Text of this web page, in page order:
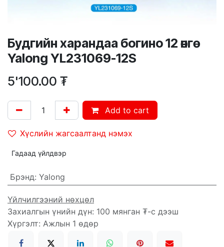
Будгийн харандаа богино 12 өнгө
Yalong YL231069-12S
5'100.00 ₮
Add to cart
Хүслийн жагсаалтанд нэмэх
Гадаад үйлдвэр
Брэнд: Yalong
Үйлчилгээний нөхцөл
Захиалгын үнийн дүн: 100 мянган ₮-с дээш
Хүргэлт: Ажлын 1 өдөр